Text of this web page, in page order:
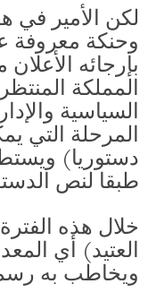
لكن الأمير في
وحنكة معروفة
بإرجائه
المملكة
السياسية
المرحلة التي
دستوريا)
طبقا لنص
خلال هذه
العتيد) أي
ويخاطب به